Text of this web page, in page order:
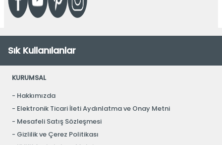
Sık Kullanılanlar
KURUMSAL
Hakkımızda
Elektronik Ticari İleti Aydınlatma ve Onay Metni
Mesafeli Satış Sözleşmesi
Gizlilik ve Çerez Politikası